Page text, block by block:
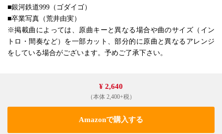
■銀河鉄道999（ゴダイゴ）
■卒業写真（荒井由実）
※掲載曲によっては、原曲キーと異なる場合や曲のサイズ（イン
トロ・間奏など）を一部カット、部分的に原曲と異なるアレンジ
をしている場合がございます。予めご了承下さい。
¥ 2,640
（本体 2,400+税）
Amazonで購入する